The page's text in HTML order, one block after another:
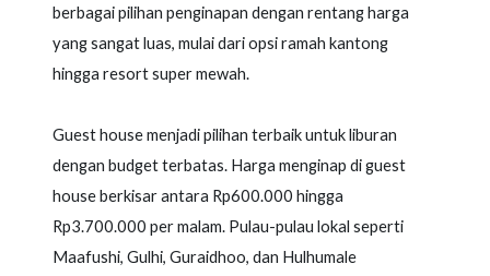
berbagai pilihan penginapan dengan rentang harga
yang sangat luas, mulai dari opsi ramah kantong
hingga resort super mewah.
Guest house menjadi pilihan terbaik untuk liburan
dengan budget terbatas. Harga menginap di guest
house berkisar antara Rp600.000 hingga
Rp3.700.000 per malam. Pulau-pulau lokal seperti
Maafushi, Gulhi, Guraidhoo, dan Hulhumale